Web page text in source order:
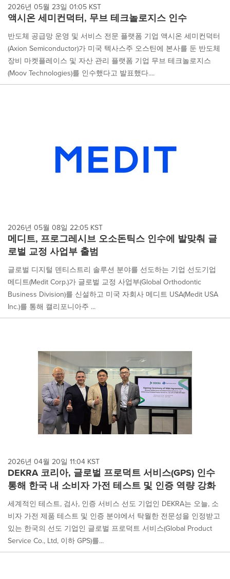
2026년 05월 23일 01:05 KST
액시온 세미컨덕터, 무브 테크놀로지스 인수
반도체 공급망 운영 및 서비스 전문 플랫폼 기업 액시온 세미컨덕터
(Axion Semiconductor)가 미국 텍사스주 오스틴에 본사를 둔 반도체
장비 마켓플레이스 및 자산 관리 플랫폼 기업 무브 테크놀로지스
(Moov Technologies)를 인수했다고 발표했다....
2026년 05월 08일 22:05 KST
메디트, 프로그레시브 오소돈틱스 인수에 발맞춰 글
로벌 교정 사업부 출범
글로벌 디지털 덴티스트리 솔루션 분야를 선도하는 기업 선도기업
메디트(Medit Corp.)가 글로벌 교정 사업부(Global Orthodontic
Business Division)를 신설하고 미국 자회사 메디트 USA(Medit USA
Inc.)를 통해 캘리포니아주 ...
2026년 04월 20일 11:04 KST
DEKRA 코리아, 글로벌 프로덕트 서비스(GPS) 인수
통해 한국 내 소비자 가전 테스트 및 인증 역량 강화
세계적인 테스트, 검사, 인증 서비스 선도 기업인 DEKRA는 오늘, 소
비자 가전 제품 테스트 및 인증 분야에서 탁월한 전문성을 인정받고
있는 한국의 선도 기업인 글로벌 프로덕트 서비스(Global Product
Service Co., Ltd, 이하 GPS)를...